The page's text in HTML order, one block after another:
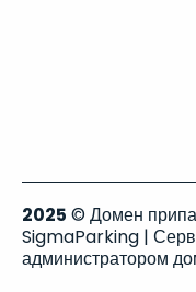
2025 © Домен
SigmaParking |
администратором